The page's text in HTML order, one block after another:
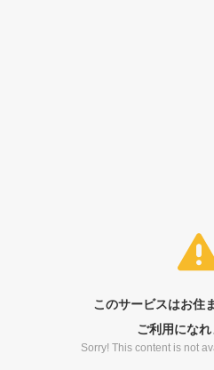
このサービスはお住
ご利用になれ
Sorry! This content is not